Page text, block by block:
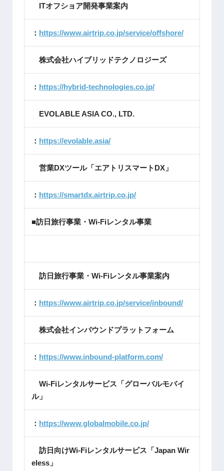
ITオフショア開発事業案内
： https://www.airtrip.co.jp/service/offshore/
株式会社ハイブリッドテクノロジーズ
： https://hybrid-technologies.co.jp/
EVOLABLE ASIA CO., LTD.
： https://evolable.asia/
営業DXツール「エアトリスマートDX」
： https://smartdx.airtrip.co.jp/
■訪日旅行事業・Wi-Fiレンタル事業
訪日旅行事業・Wi-Fiレンタル事業案内
： https://www.airtrip.co.jp/service/inbound/
株式会社インバウンドプラットフォーム
： https://www.inbound-platform.com/
Wi-Fiレンタルサービス「グローバルモバイ
ル」
： https://www.globalmobile.co.jp/
訪日向けWi-Fiレンタルサービス「Japan Wir
eless」